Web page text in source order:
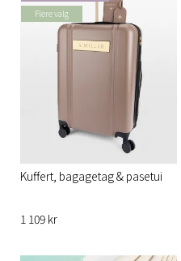
Flere valg
Kuffert, bagagetag & pasetui
1 109 kr